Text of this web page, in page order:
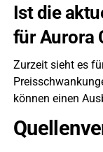
Ist die
für Aurora
Zurzeit sieht es
können einen